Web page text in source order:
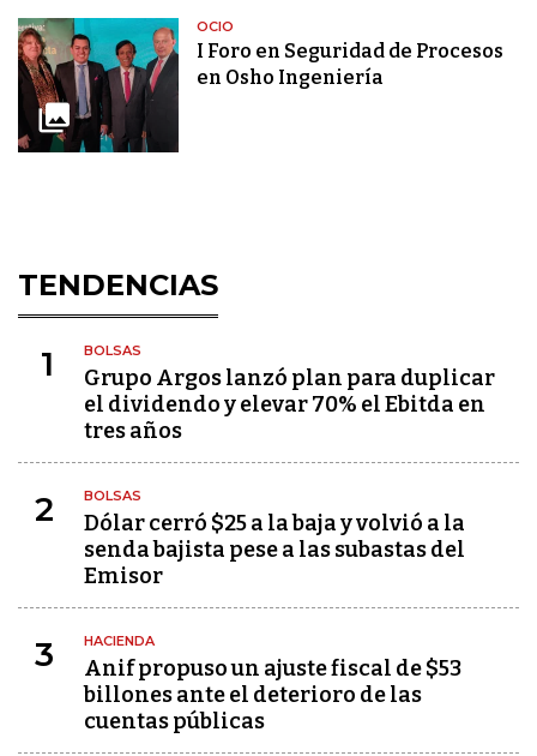
OCIO
I Foro en Seguridad de Procesos
en Osho Ingeniería
TENDENCIAS
1 BOLSAS
Grupo Argos lanzó plan para duplicar
el dividendo y elevar 70% el Ebitda en
tres años
2 BOLSAS
Dólar cerró $25 a la baja y volvió a la
senda bajista pese a las subastas del
Emisor
3 HACIENDA
Anif propuso un ajuste fiscal de $53
billones ante el deterioro de las
cuentas públicas